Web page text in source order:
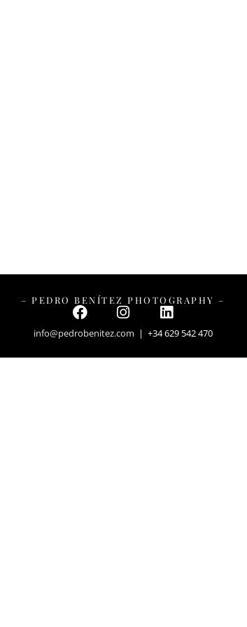
– PEDRO BENÍTEZ PHOTOGRAPHY –
info@pedrobenitez.com | +34 629 542 470